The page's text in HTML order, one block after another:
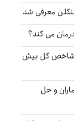
معرفی شد
می کند؟
شاخص کل بیش
و حل